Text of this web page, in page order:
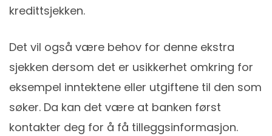
kredittsjekken.
Det vil også være behov for denne ekstra
sjekken dersom det er usikkerhet omkring for
eksempel inntektene eller utgiftene til den som
søker. Da kan det være at banken først
kontakter deg for å få tilleggsinformasjon.